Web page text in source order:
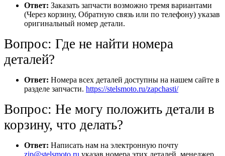
Ответ: Заказать запчасти возможно тремя вариантами
(Через корзину, Обратную связь или по телефону) указав
оригинальный номер детали.
Вопрос: Где не найти номера
деталей?
Ответ: Номера всех деталей доступны на нашем сайте в
разделе запчасти. https://stelsmoto.ru/zapchasti/
Вопрос: Не могу положить детали в
корзину, что делать?
Ответ: Написать нам на электронную почту
zip@stelsmoto.ru указав номера этих деталей, менеджер